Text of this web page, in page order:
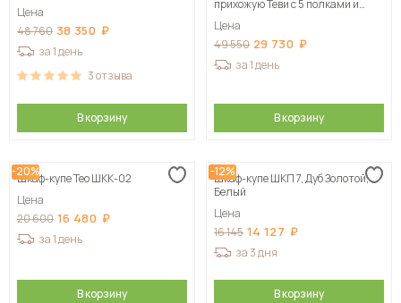
Цена
48 760 38 350
за 1 день
3отзыва
В корзину
прихожую Теви с 5 полками и
Цена
49 550 29 730
за 1 день
В корзину
-20%
Шкаф-купе Тео ШКК-02
Цена
20 600 16 480
за 1 день
В корзину
-12%
Шкаф-купе ШКП 7, Дуб Золотой,
Белый
Цена
16 145 14 127
за 3 дня
В корзину